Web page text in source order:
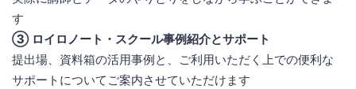
す
③ ロイロノート・スクール事例紹介とサポート
提出場、資料箱の活用事例と、ご利用いただく上での便利な
サポートについてご案内させていただけます